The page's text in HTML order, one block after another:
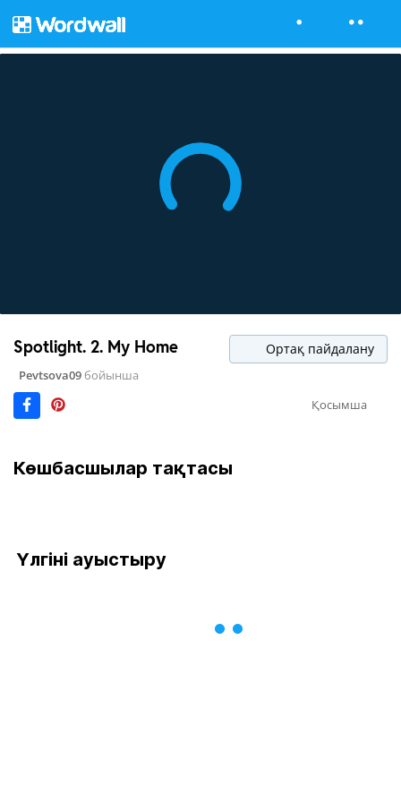
Spotlight. 2. My Home Ортақ пайдалану
Pevtsova09бойынша
Қосымша
Көшбасшылар тақтасы
Үлгіні ауыстыру